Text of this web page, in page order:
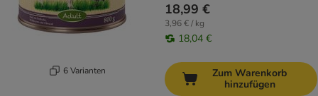
6 Varianten
18,99 €
3,96 € / kg
18,04 €
Zum Warenkorb
hinzufügen